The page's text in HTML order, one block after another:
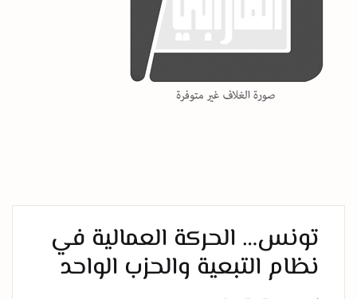
تونس… الحركة العمالية في
نظام التبعية والحزب الواحد